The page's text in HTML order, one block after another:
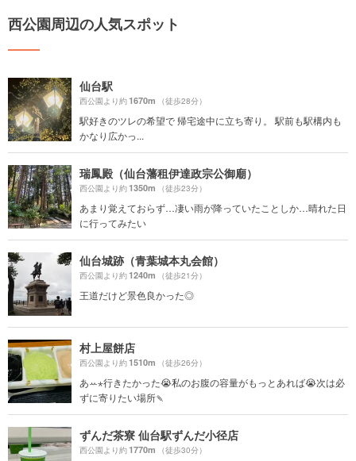
西公園周辺の人気スポット
仙台駅
西公園より約1670m （徒歩28分）
駅好きのツレの希望で 帰宅途中に立ち寄り。 駅前も駅構内も
かなり広かっ...
瑞鳳殿（仙台藩租伊達政宗公御廟）
西公園より約1350m （徒歩23分）
あまり覚えておらず…凄い雨が降っていたことしか…晴れた日
に行ってみたい
仙台城跡（青葉城本丸会館）
西公園より約1240m （徒歩21分）
王道だけど景色良かった◎
村上屋餅店
西公園より約1510m （徒歩26分）
あꕀ⋆行きたかった😭私のお腹の容量がもっとあれば😭次は必
ずに寄りたい場所🍡
ずんだ茶寮 仙台駅ずんだ小径店
西公園より約1770m （徒歩30分）